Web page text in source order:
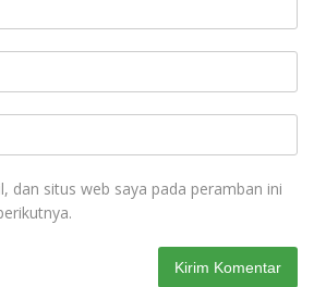
dan situs web saya pada peramban ini